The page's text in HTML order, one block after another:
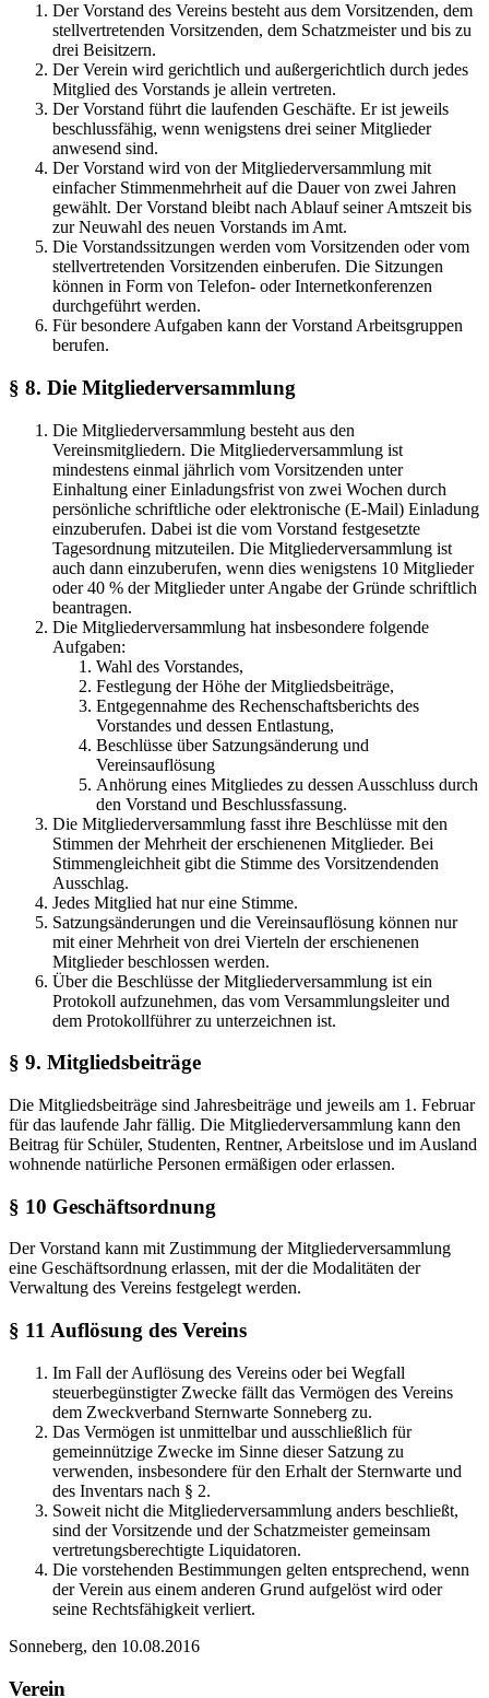
Der Vorstand des Vereins besteht aus dem Vorsitzenden, dem
stellvertretenden Vorsitzenden, dem Schatzmeister und bis zu
drei Beisitzern.
Der Verein wird gerichtlich und außergerichtlich durch jedes
Mitglied des Vorstands je allein vertreten.
Der Vorstand führt die laufenden Geschäfte. Er ist jeweils
beschlussfähig, wenn wenigstens drei seiner Mitglieder
anwesend sind.
Der Vorstand wird von der Mitgliederversammlung mit
einfacher Stimmenmehrheit auf die Dauer von zwei Jahren
gewählt. Der Vorstand bleibt nach Ablauf seiner Amtszeit bis
zur Neuwahl des neuen Vorstands im Amt.
Die Vorstandssitzungen werden vom Vorsitzenden oder vom
stellvertretenden Vorsitzenden einberufen. Die Sitzungen
können in Form von Telefon- oder Internetkonferenzen
durchgeführt werden.
Für besondere Aufgaben kann der Vorstand Arbeitsgruppen
berufen.
§ 8. Die Mitgliederversammlung
Die Mitgliederversammlung besteht aus den
Vereinsmitgliedern. Die Mitgliederversammlung ist
mindestens einmal jährlich vom Vorsitzenden unter
Einhaltung einer Einladungsfrist von zwei Wochen durch
persönliche schriftliche oder elektronische (E-Mail) Einladung
einzuberufen. Dabei ist die vom Vorstand festgesetzte
Tagesordnung mitzuteilen. Die Mitgliederversammlung ist
auch dann einzuberufen, wenn dies wenigstens 10 Mitglieder
oder 40 % der Mitglieder unter Angabe der Gründe schriftlich
beantragen.
Die Mitgliederversammlung hat insbesondere folgende
Aufgaben:
Wahl des Vorstandes,
Festlegung der Höhe der Mitgliedsbeiträge,
Entgegennahme des Rechenschaftsberichts des
Vorstandes und dessen Entlastung,
Beschlüsse über Satzungsänderung und
Vereinsauflösung
Anhörung eines Mitgliedes zu dessen Ausschluss durch
den Vorstand und Beschlussfassung.
Die Mitgliederversammlung fasst ihre Beschlüsse mit den
Stimmen der Mehrheit der erschienenen Mitglieder. Bei
Stimmengleichheit gibt die Stimme des Vorsitzendenden
Ausschlag.
Jedes Mitglied hat nur eine Stimme.
Satzungsänderungen und die Vereinsauflösung können nur
mit einer Mehrheit von drei Vierteln der erschienenen
Mitglieder beschlossen werden.
Über die Beschlüsse der Mitgliederversammlung ist ein
Protokoll aufzunehmen, das vom Versammlungsleiter und
dem Protokollführer zu unterzeichnen ist.
§ 9. Mitgliedsbeiträge
Die Mitgliedsbeiträge sind Jahresbeiträge und jeweils am 1. Februar
für das laufende Jahr fällig. Die Mitgliederversammlung kann den
Beitrag für Schüler, Studenten, Rentner, Arbeitslose und im Ausland
wohnende natürliche Personen ermäßigen oder erlassen.
§ 10 Geschäftsordnung
Der Vorstand kann mit Zustimmung der Mitgliederversammlung
eine Geschäftsordnung erlassen, mit der die Modalitäten der
Verwaltung des Vereins festgelegt werden.
§ 11 Auflösung des Vereins
Im Fall der Auflösung des Vereins oder bei Wegfall
steuerbegünstigter Zwecke fällt das Vermögen des Vereins
dem Zweckverband Sternwarte Sonneberg zu.
Das Vermögen ist unmittelbar und ausschließlich für
gemeinnützige Zwecke im Sinne dieser Satzung zu
verwenden, insbesondere für den Erhalt der Sternwarte und
des Inventars nach § 2.
Soweit nicht die Mitgliederversammlung anders beschließt,
sind der Vorsitzende und der Schatzmeister gemeinsam
vertretungsberechtigte Liquidatoren.
Die vorstehenden Bestimmungen gelten entsprechend, wenn
der Verein aus einem anderen Grund aufgelöst wird oder
seine Rechtsfähigkeit verliert.
Sonneberg, den 10.08.2016
Verein